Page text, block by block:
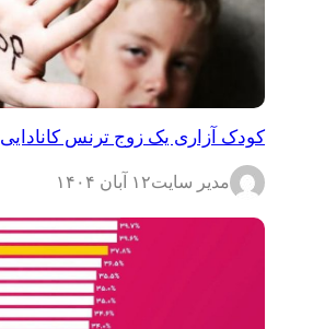
کودک آزاری یک زوج ترنس کانادایی
مدیر سایت۱۲ آبان ۱۴۰۴